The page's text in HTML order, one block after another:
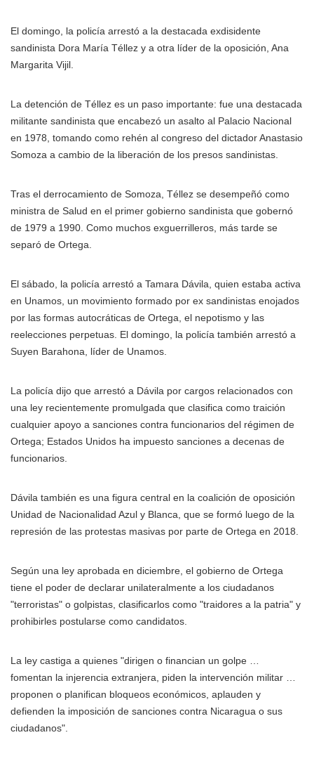
El domingo, la policía arrestó a la destacada exdisidente
sandinista Dora María Téllez y a otra líder de la oposición, Ana
Margarita Vijil.
La detención de Téllez es un paso importante: fue una destacada
militante sandinista que encabezó un asalto al Palacio Nacional
en 1978, tomando como rehén al congreso del dictador Anastasio
Somoza a cambio de la liberación de los presos sandinistas.
Tras el derrocamiento de Somoza, Téllez se desempeñó como
ministra de Salud en el primer gobierno sandinista que gobernó
de 1979 a 1990. Como muchos exguerrilleros, más tarde se
separó de Ortega.
El sábado, la policía arrestó a Tamara Dávila, quien estaba activa
en Unamos, un movimiento formado por ex sandinistas enojados
por las formas autocráticas de Ortega, el nepotismo y las
reelecciones perpetuas. El domingo, la policía también arrestó a
Suyen Barahona, líder de Unamos.
La policía dijo que arrestó a Dávila por cargos relacionados con
una ley recientemente promulgada que clasifica como traición
cualquier apoyo a sanciones contra funcionarios del régimen de
Ortega; Estados Unidos ha impuesto sanciones a decenas de
funcionarios.
Dávila también es una figura central en la coalición de oposición
Unidad de Nacionalidad Azul y Blanca, que se formó luego de la
represión de las protestas masivas por parte de Ortega en 2018.
Según una ley aprobada en diciembre, el gobierno de Ortega
tiene el poder de declarar unilateralmente a los ciudadanos
"terroristas" o golpistas, clasificarlos como "traidores a la patria" y
prohibirles postularse como candidatos.
La ley castiga a quienes "dirigen o financian un golpe …
fomentan la injerencia extranjera, piden la intervención militar …
proponen o planifican bloqueos económicos, aplauden y
defienden la imposición de sanciones contra Nicaragua o sus
ciudadanos".